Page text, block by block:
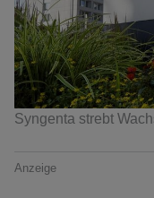
Syngenta strebt
Anzeige